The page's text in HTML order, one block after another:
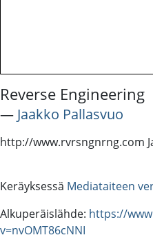
Reverse Engineering
― Jaakko Pallasvuo
http://www.rvrsngnrng.com
Keräyksessä Mediataiteen
Alkuperäislähde: https://
v=nvOMT86cNNI